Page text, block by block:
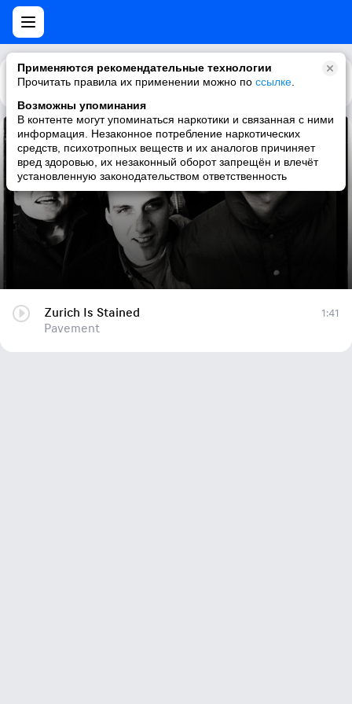
Применяются рекомендательные технологии
Прочитать правила их применении можно по ссылке
Возможны упоминания
В контенте могут упоминаться наркотики и связанная с ними
информация. Незаконное потребление наркотических
средств, психотропных веществ и их аналогов причиняет
вред здоровью, их незаконный оборот запрещён и влечёт
установленную законодательством ответственность
Каталог Рекомендации
Zurich Is Stained
Pavement
Zurich Is Stained
Pavement
1:41